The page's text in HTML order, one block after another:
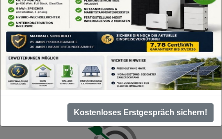
Kostenloses Erstgespräch sichern!